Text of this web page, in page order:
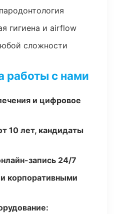
гигиена и airflow
сложности
работы с нами
и цифровое
10 лет, кандидаты
запись 24/7
корпоративными